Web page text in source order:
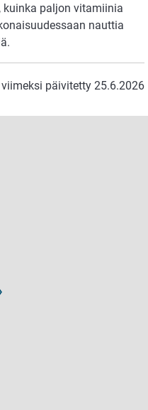
kuinka paljon vitamiinia
nauttia
päivitetty 25.6.2026